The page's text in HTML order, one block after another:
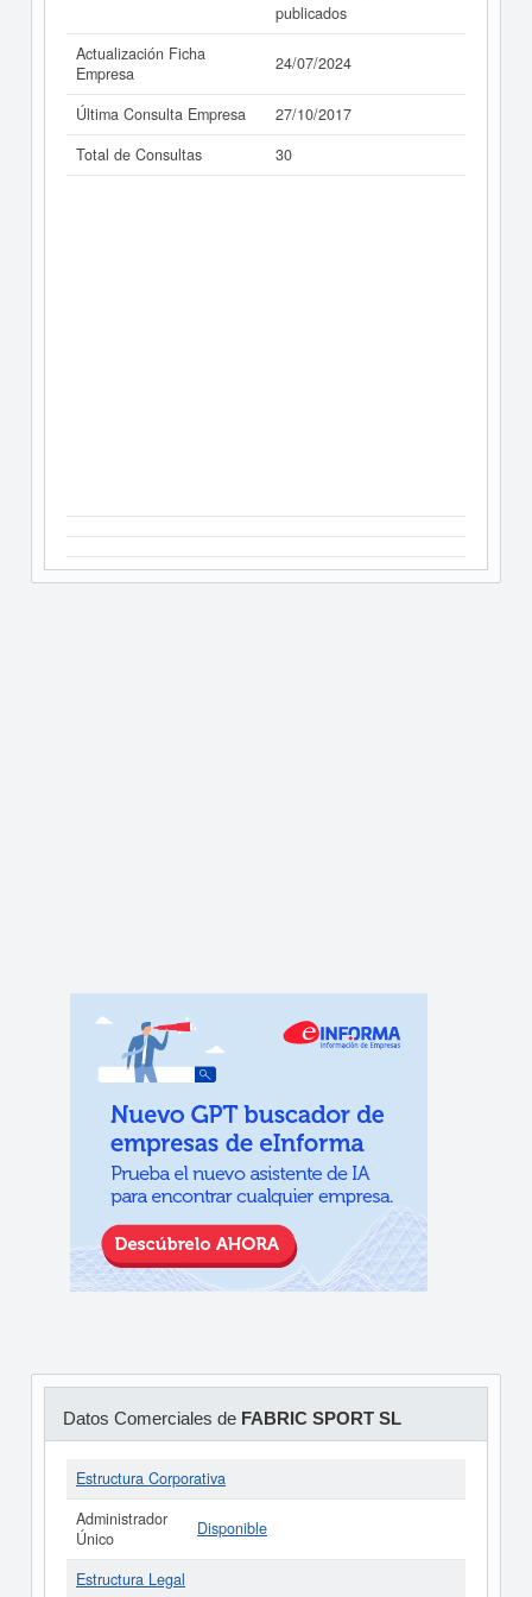
publicados
Actualización Ficha
Empresa
24/07/2024
Última Consulta Empresa
27/10/2017
Total de Consultas
30
Datos Comerciales de FABRIC SPORT SL
Estructura Corporativa
Administrador
Único
Disponible
Estructura Legal